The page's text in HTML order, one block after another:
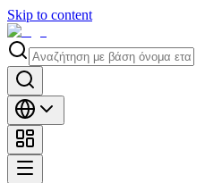
Skip to content